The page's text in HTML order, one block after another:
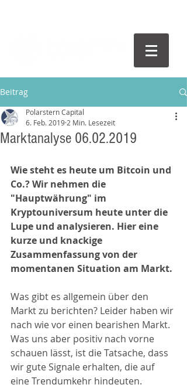
Beitrag
Marktanalyse 06.02.2019
Polarstern Capital
6. Feb. 2019 2 Min. Lesezeit
Wie steht es heute um Bitcoin und
Co.? Wir nehmen die
"Hauptwährung" im
Kryptouniversum heute unter die
Lupe und analysieren. Hier eine
kurze und knackige
Zusammenfassung von der
momentanen Situation am Markt.
Was gibt es allgemein über den
Markt zu berichten? Leider haben wir
nach wie vor einen bearishen Markt.
Was uns aber positiv nach vorne
schauen lässt, ist die Tatsache, dass
wir gute Signale erhalten, die auf
eine Trendumkehr hindeuten.